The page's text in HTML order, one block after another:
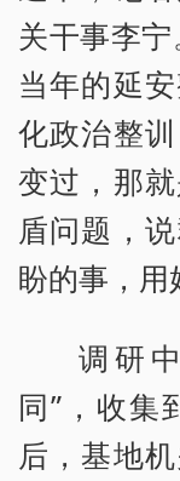
关干事李
当年的延
化政治整
变过，那
盾问题，
盼的事，用
调研
同”，收集
后，基地